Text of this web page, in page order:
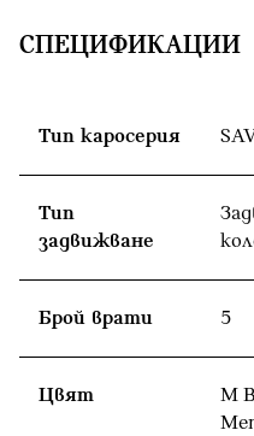
СПЕЦИФИКАЦИИ
Тип каросерия
Тип
задвижване
Брой врати 5
Цвят
M